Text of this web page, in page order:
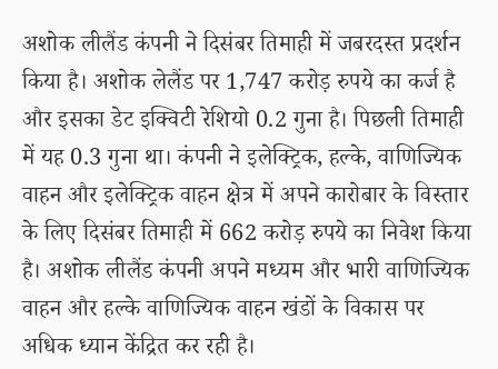
अशोक लीलैंड कंपनी ने दिसंबर तिमाही में जबरदस्त प्रदर्शन
किया है। अशोक लेलैंड पर 1,747 करोड़ रुपये का कर्ज है
और इसका डेट इक्विटी रेशियो 0.2 गुना है। पिछली तिमाही
में यह 0.3 गुना था। कंपनी ने इलेक्ट्रिक, हल्के, वाणिज्यिक
वाहन और इलेक्ट्रिक वाहन क्षेत्र में अपने कारोबार के विस्तार
के लिए दिसंबर तिमाही में 662 करोड़ रुपये का निवेश किया
है। अशोक लीलैंड कंपनी अपने मध्यम और भारी वाणिज्यिक
वाहन और हल्के वाणिज्यिक वाहन खंडों के विकास पर
अधिक ध्यान केंद्रित कर रही है।